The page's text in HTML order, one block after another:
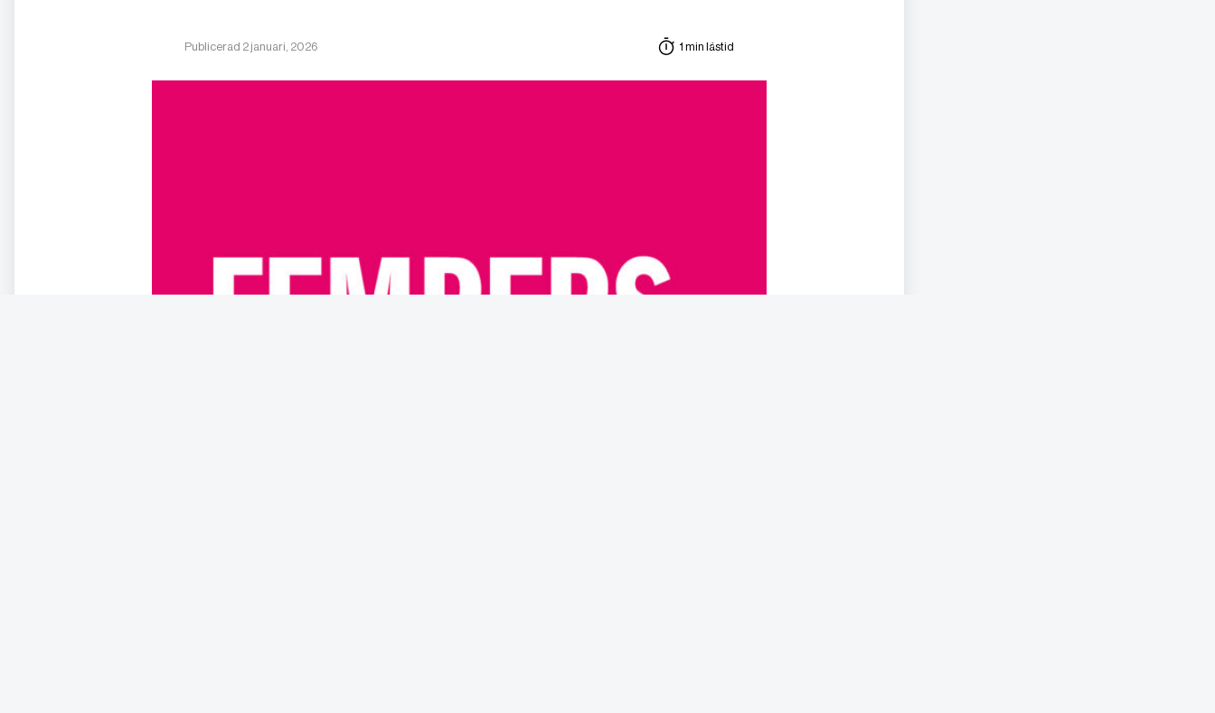
Publicerad 2 januari, 2026 1 min lästid